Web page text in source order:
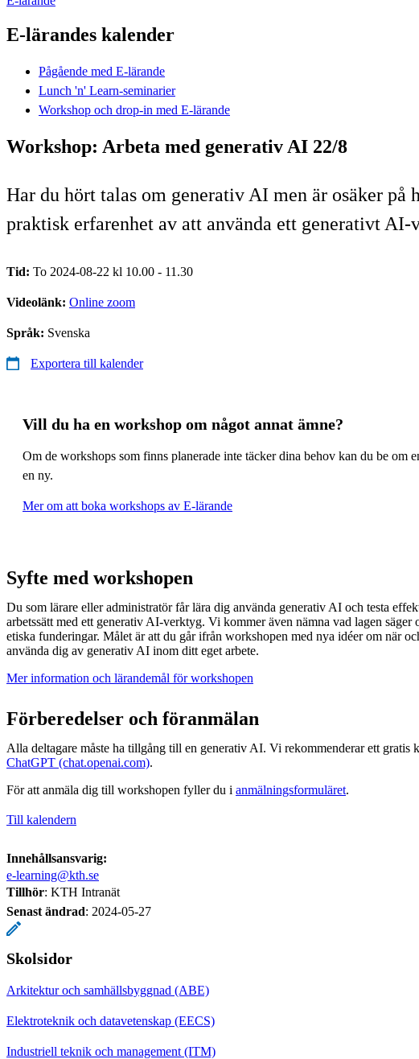
E-lärandes kalender
Pågående med E-lärande
Lunch 'n' Learn-seminarier
Workshop och drop-in med E-lärande
Workshop: Arbeta med generativ AI 22/8
Har du hört talas om generativ AI men är osäker
praktisk erfarenhet av att använda ett generativt
Tid: To 2024-08-22 kl 10.00 - 11.30
Videolänk: Online zoom
Språk: Svenska
Exportera till kalender
Vill du ha en workshop om något annat ämne?
Om de workshops som finns planerade inte täcker dina behov kan du be
en ny.
Mer om att boka workshops av E-lärande
Syfte med workshopen
Du som lärare eller administratör får lära dig använda generativ AI och testa
arbetssätt med ett generativ AI-verktyg. Vi kommer även nämna vad lagen säger
etiska funderingar. Målet är att du går ifrån workshopen med nya idéer om när
använda dig av generativ AI inom ditt eget arbete.
Mer information och lärandemål för workshopen
Förberedelser och föranmälan
Alla deltagare måste ha tillgång till en generativ AI. Vi rekommenderar ett gratis
ChatGPT (chat.openai.com).
För att anmäla dig till workshopen fyller du i anmälningsformuläret.
Till kalendern
Innehållsansvarig:
e-learning@kth.se
Tillhör: KTH Intranät
Senast ändrad: 2024-05-27
Skolsidor
Arkitektur och samhällsbyggnad (ABE)
Elektroteknik och datavetenskap (EECS)
Industriell teknik och management (ITM)